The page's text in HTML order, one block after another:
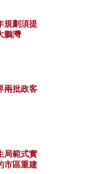
規劃須提
鵬灣
兩批政客
局範式實
市區重建